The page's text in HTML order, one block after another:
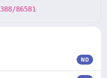
86581
ND